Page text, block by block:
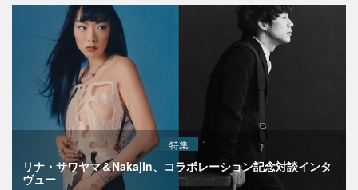
特集
リナ・サワヤマ＆Nakajin、コラボレーション記念対談インタ
ヴュー